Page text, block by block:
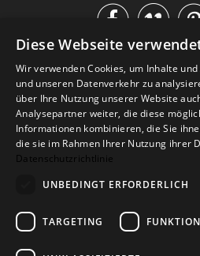

IM KATALOG BLÄTTERN
Versand
Diese Webseite
Wir verwenden Cookies, um Inhalte
und unseren Datenverkehr zu
über Ihre Nutzung unserer Website
Analysepartner weiter, die diese
Informationen kombinieren, die Sie
die sie im Rahmen Ihrer Nutzung ihrer
Datenschutzrichtlinie
UNBEDINGT ERFORDERLICH
TARGETING